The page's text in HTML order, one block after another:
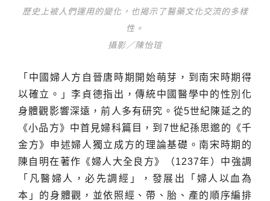
歷史上被人們運用的變化，也揭示了醫藥文化交流的多樣
性。
攝影／陳怡瑄
「中國婦人方自晉唐時期開始萌芽，到南宋時期得
以確立。」李貞德指出，傳統中國醫學中的性別化
身體觀影響深遠，前人多有研究。從5世紀陳延之的
《小品方》中首見婦科篇目，到7世紀孫思邈的《千
金方》申述婦人獨立成方的理論基礎。南宋時期的
陳自明在著作《婦人大全良方》（1237年）中強調
「凡醫婦人，必先調經」，發展出「婦人以血為
本」的身體觀，並依照經、帶、胎、產的順序編排